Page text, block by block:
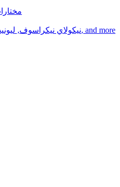
نيكولاي نيكراسوف,, and more